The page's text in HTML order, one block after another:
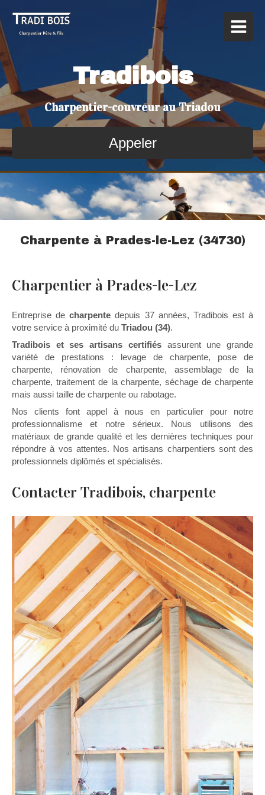
Tradibois
Charpentier-couvreur au Triadou
Appeler
Charpente à Prades-le-Lez (34730)
Charpentier à Prades-le-Lez
Entreprise decharpente depuis 37 années, Tradibois est à
votre service à proximité du Triadou (34).
Tradibois et ses artisans certifiésassurent une grande
variété de prestations : levage de charpente, pose de
charpente, rénovation de charpente, assemblage de la
charpente, traitement de la charpente, séchage de charpente
mais aussi taille de charpente ou rabotage.
Nos clients font appel à nous en particulier pour notre
professionnalisme et notre sérieux. Nous utilisons des
matériaux de grande qualité et les dernières techniques pour
répondre à vos attentes. Nos artisans charpentiers sont des
professionnels diplômés et spécialisés.
Contacter Tradibois, charpente